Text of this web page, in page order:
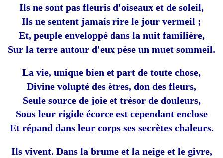
Ils ne sont pas fleuris d'oiseaux et de soleil,
Ils ne sentent jamais rire le jour vermeil ;
Et, peuple enveloppé dans la nuit familière,
Sur la terre autour d'eux pèse un muet sommeil.
La vie, unique bien et part de toute chose,
Divine volupté des êtres, don des fleurs,
Seule source de joie et trésor de douleurs,
Sous leur rigide écorce est cependant enclose
Et répand dans leur corps ses secrètes chaleurs.
Ils vivent. Dans la brume et la neige et le givre,